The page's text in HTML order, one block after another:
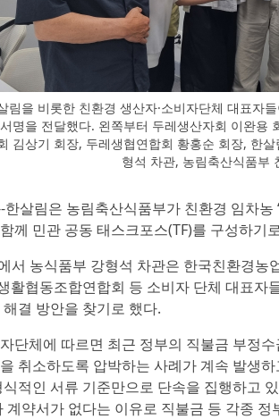
림을 비롯한 친환경 생산자·소비자단체 대표자
명을 전달했다. 왼쪽부터 두레생산자회 이완용
김상기 회장, 두레생협연합회 황홍순 회장, 한
형석 차관, 농림축산식품부
한살림은 농림축산식품부가 친환경 임차
께 민관 공동 태스크포스(TF)를 구성하기
서 농식품부 강형석 차관은 한국친환경
활협동조합연합회 등 소비자 단체 대표자
결 방안을 찾기로 했다.
단체에 따르면 최근 정부의 직불금 부정
취소하도록 압박하는 사례가 계속 발생
적인 서류 기준만으로 단속을 집행하고
계약서가 없다는 이유로 직불금 등 각종